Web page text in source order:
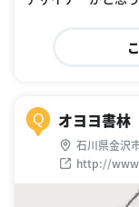
Q オヨヨ書林
石川県金沢
http://